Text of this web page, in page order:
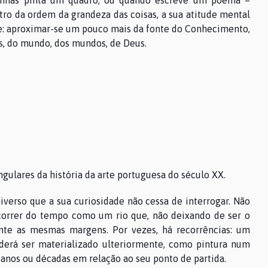
da ordem da grandeza das coisas, a sua atitude mental
aproximar-se um pouco mais da fonte do Conhecimento,
mundo, dos mundos, de Deus.
da história da arte portuguesa do século XX.
que a sua curiosidade não cessa de interrogar. Não
do tempo como um rio que, não deixando de ser o
as mesmas margens. Por vezes, há recorrências: um
ser materializado ulteriormente, como pintura num
ou décadas em relação ao seu ponto de partida.